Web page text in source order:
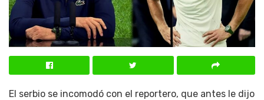
El serbio se incomodó con el reportero, que antes le dijo